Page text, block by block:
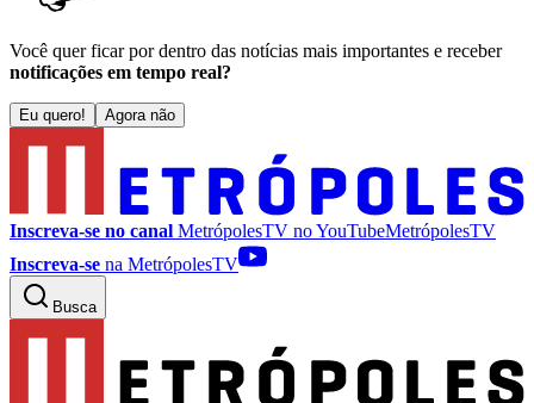
Você quer ficar por dentro das notícias mais importantes e receber
notificações em tempo real?
Eu quero! Agora não
Inscreva-se no canal MetrópolesTV noYouTubeMetrópolesTV
Inscreva-se na MetrópolesTV
Busca